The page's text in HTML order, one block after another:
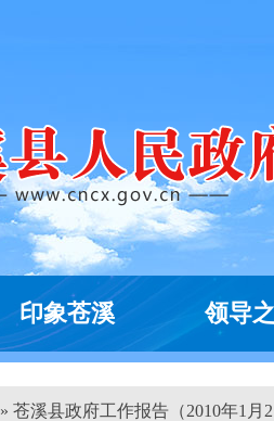
印象苍溪 领导
» 苍溪县政府工作报告（2010年1月